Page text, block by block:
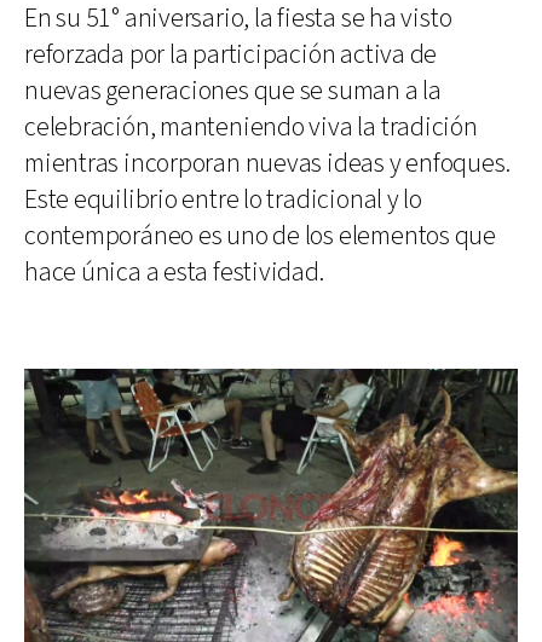
En su 51° aniversario, la fiesta se ha visto
reforzada por la participación activa de
nuevas generaciones que se suman a la
celebración, manteniendo viva la tradición
mientras incorporan nuevas ideas y enfoques.
Este equilibrio entre lo tradicional y lo
contemporáneo es uno de los elementos que
hace única a esta festividad.